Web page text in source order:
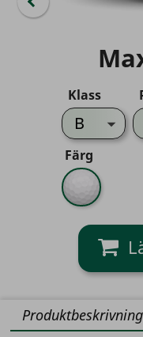
Klass
Färg
Vit
Produktbeskrivning